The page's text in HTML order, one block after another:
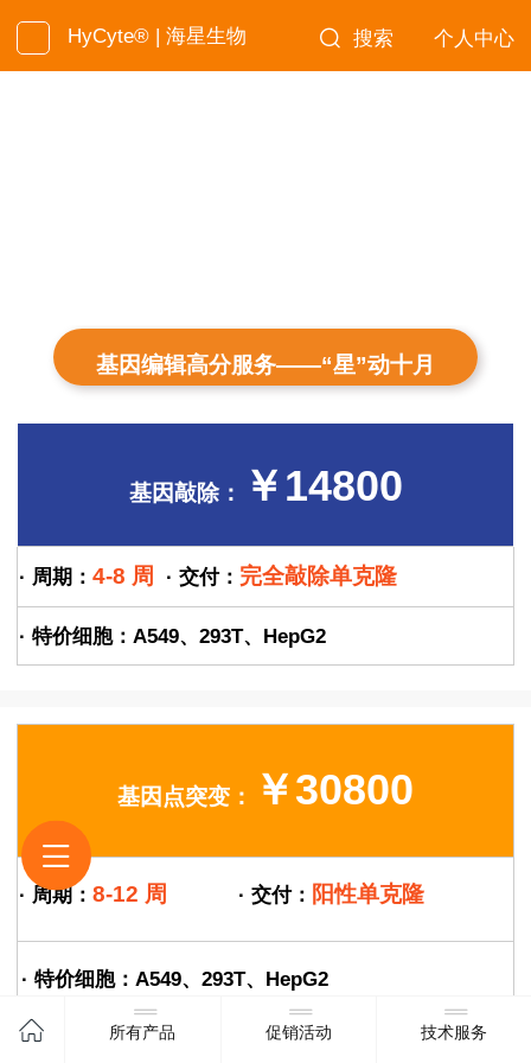
HyCyte® | 海星生物 搜索 个人中心
基因编辑高分服务——“星”动十月
基因敲除： ￥14800
· 周期： 4-8 周 · 交付： 完全敲除单克隆
· 特价细胞：A549、293T、HepG2
基因点突变： ￥30800
· 周期： 8-12 周 · 交付： 阳性单克隆
· 特价细胞：A549、293T、HepG2
所有产品 促销活动 技术服务